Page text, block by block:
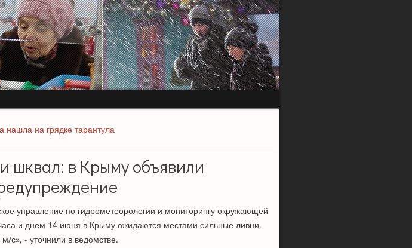
на грядке тарантула
шквал: в Крыму объявили
управление по гидрометеорологии и мониторингу окружающей
и днем 14 июня в Крыму ожидаются местами сильные ливни,
с», - уточнили в ведомстве.